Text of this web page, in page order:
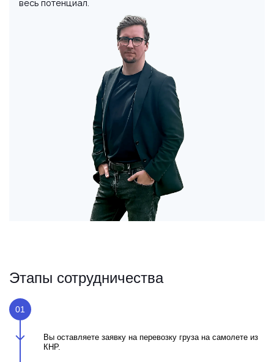
весь потенциал.
Этапы сотрудничества
01
Вы оставляете заявку на перевозку груза на самолете из
КНР.